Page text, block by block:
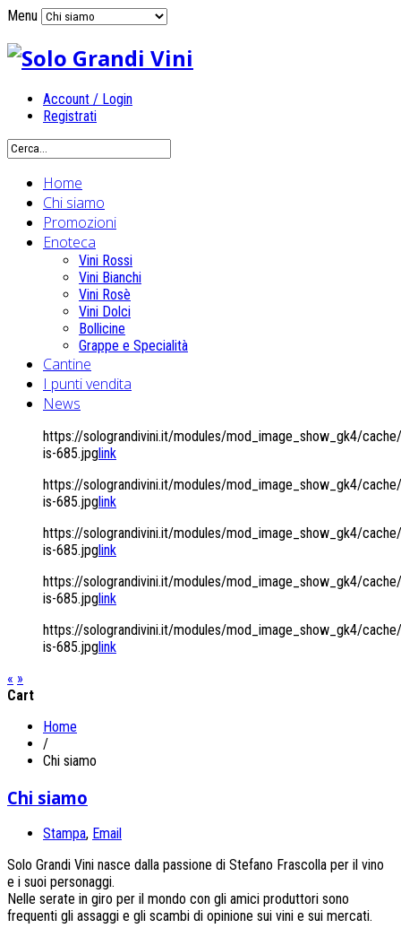
Menu
Account / Login
Registrati
Home
Chi siamo
Promozioni
Enoteca
Vini Rossi
Vini Bianchi
Vini Rosè
Vini Dolci
Bollicine
Grappe e Specialità
Cantine
I punti vendita
News
https://solograndivini.it/modules/mod_image_show_gk4/
is-685.jpglink
https://solograndivini.it/modules/mod_image_show_gk4/
is-685.jpglink
https://solograndivini.it/modules/mod_image_show_gk4/
is-685.jpglink
https://solograndivini.it/modules/mod_image_show_gk4/
is-685.jpglink
https://solograndivini.it/modules/mod_image_show_gk4/
is-685.jpglink
« »
Cart
Home
/
Chi siamo
Chi siamo
Stampa, Email
Solo Grandi Vini nasce dalla passione di Stefano Frascolla per il vino
e i suoi personaggi.
Nelle serate in giro per il mondo con gli amici produttori sono
frequenti gli assaggi e gli scambi di opinione sui vini e sui mercati.